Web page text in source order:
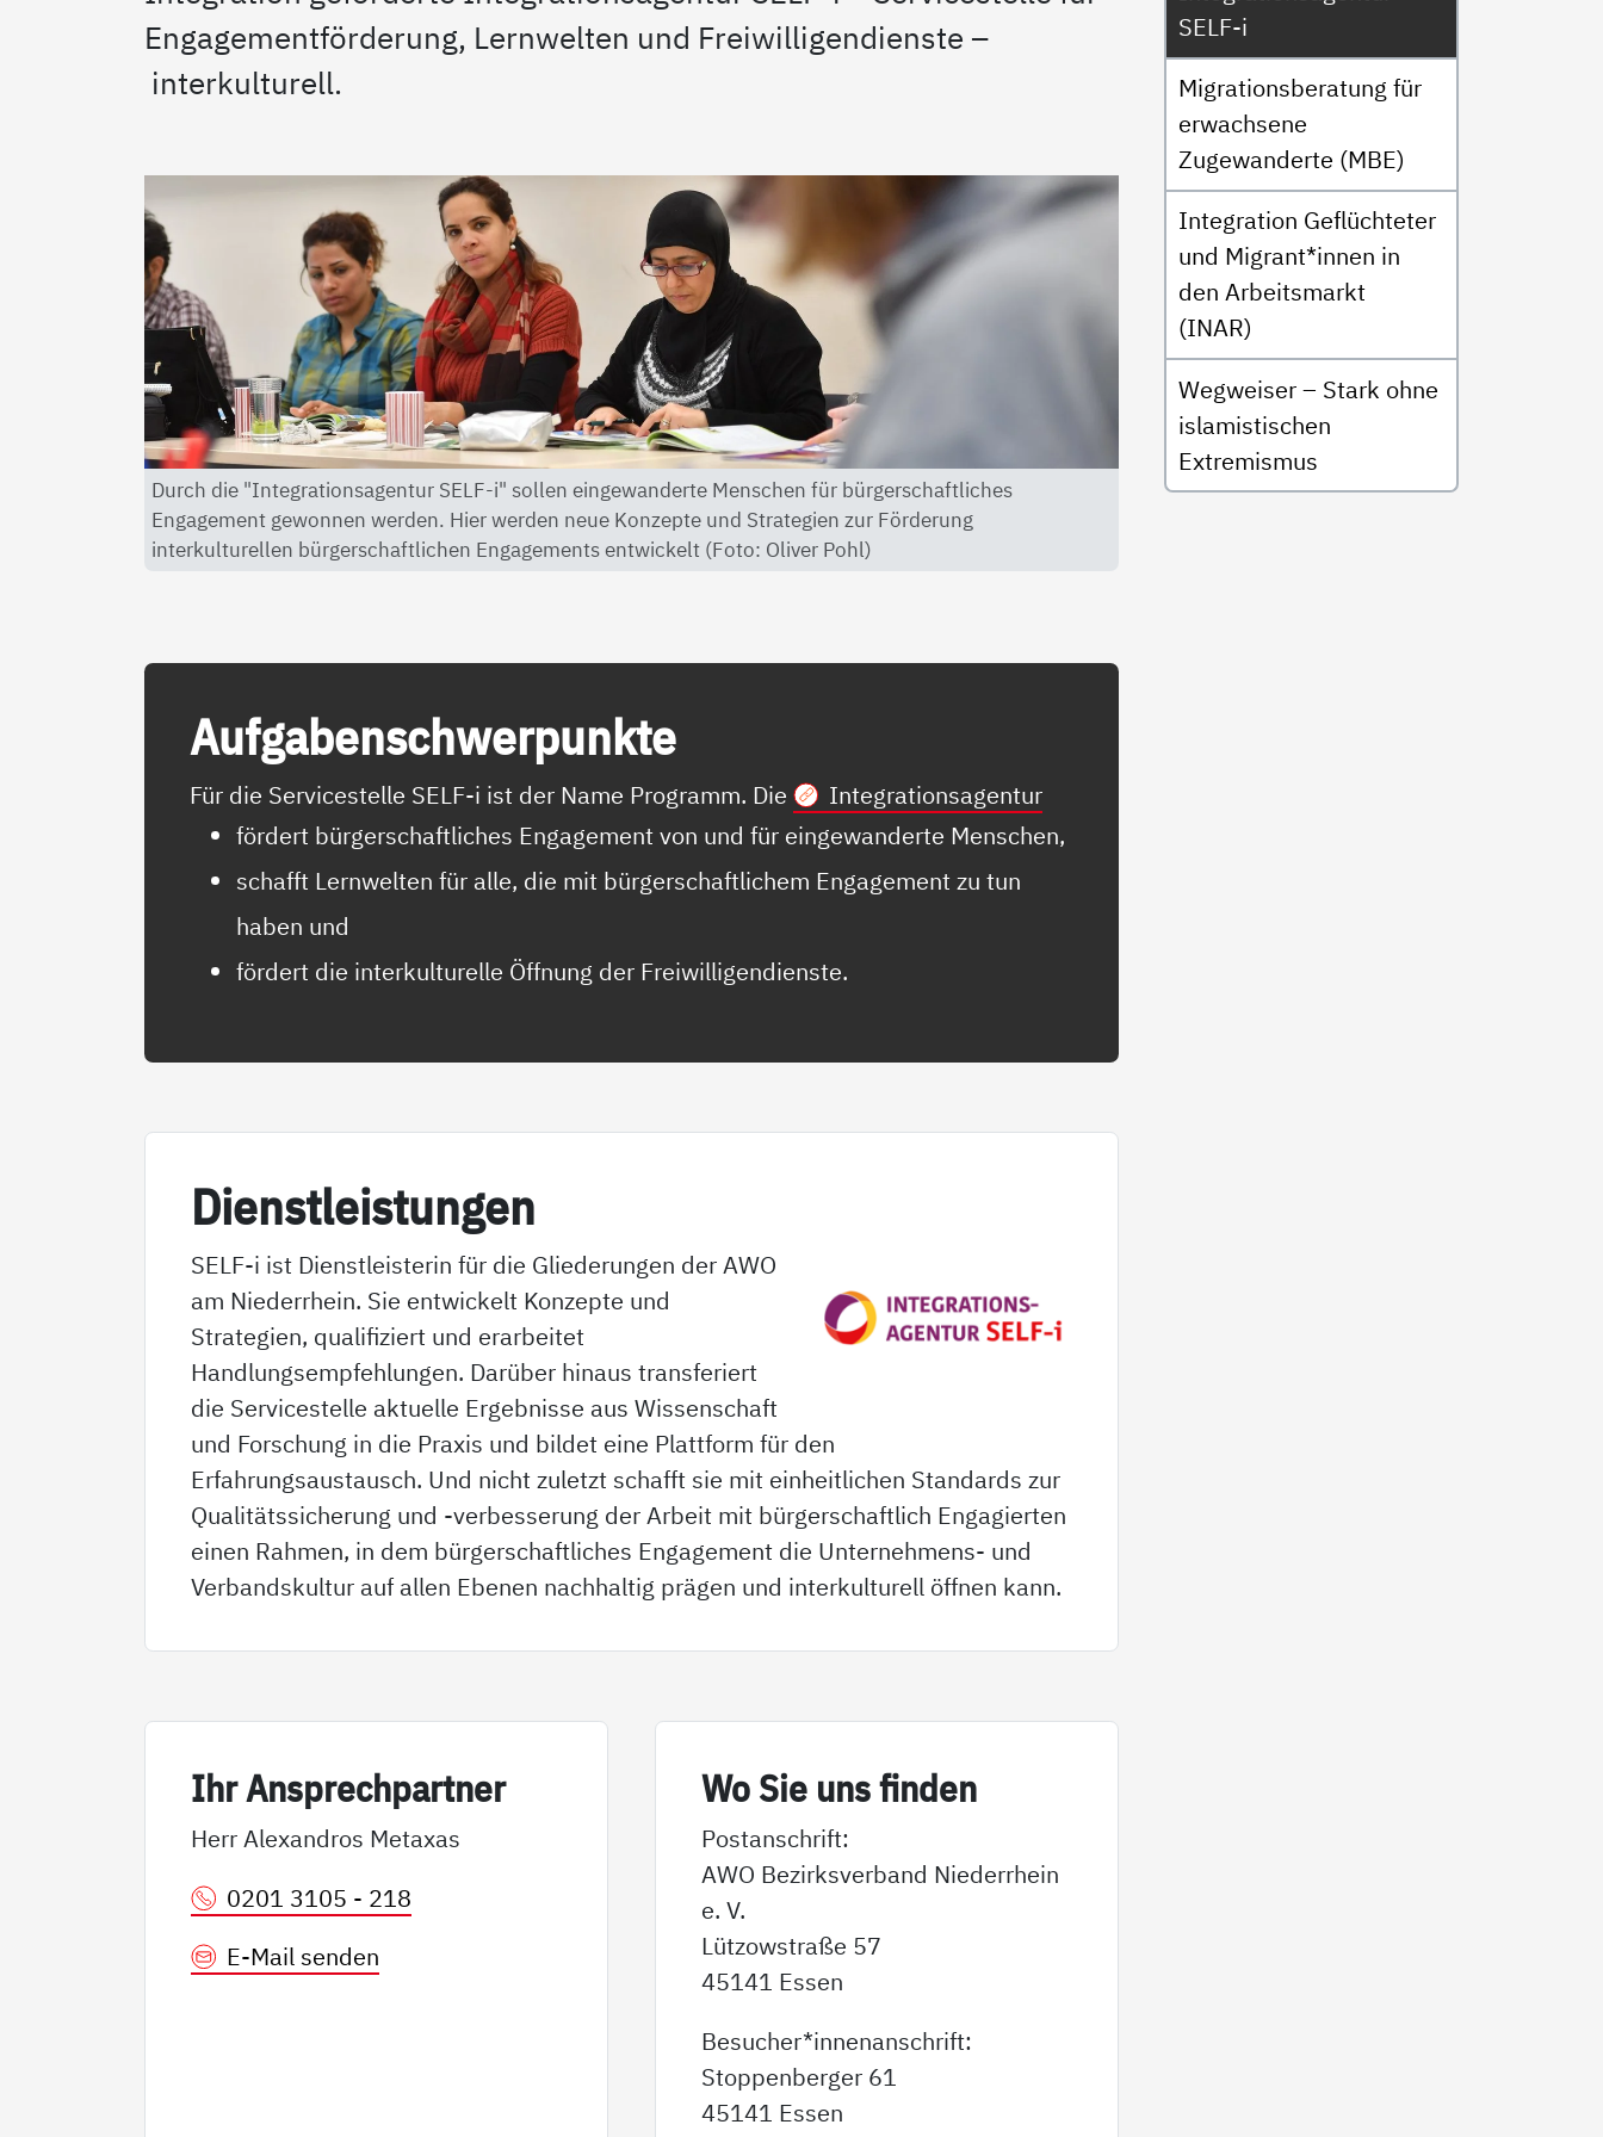
Engagementförderung, Lernwelten und Freiwilligendienste –
interkulturell.
Durch die "Integrationsagentur SELF-i" sollen eingewanderte Menschen für bürgerschaftliches
Engagement gewonnen werden. Hier werden neue Konzepte und Strategien zur Förderung
interkulturellen bürgerschaftlichen Engagements entwickelt (Foto: Oliver Pohl)
Auf­ga­ben­schwer­punk­te
Für die Servicestelle SELF-i ist der Name Programm. Die
Integrationsagentur
fördert bürgerschaftliches Engagement von und für eingewanderte Menschen,
schafft Lernwelten für alle, die mit bürgerschaftlichem Engagement zu tun
haben und
fördert die interkulturelle Öffnung der Freiwilligendienste.
Di­enst­leis­tun­gen
SELF-i ist Dienstleisterin für die Gliederungen der AWO
am Niederrhein. Sie entwickelt Konzepte und
Strategien, qualifiziert und erarbeitet
Handlungsempfehlungen. Darüber hinaus transferiert
die Servicestelle aktuelle Ergebnisse aus Wissenschaft
und Forschung in die Praxis und bildet eine Plattform für den
Erfahrungsaustausch. Und nicht zuletzt schafft sie mit einheitlichen Standards zur
Qualitätssicherung und -verbesserung der Arbeit mit bürgerschaftlich Engagierten
einen Rahmen, in dem bürgerschaftliches Engagement die Unternehmens- und
Verbandskultur auf allen Ebenen nachhaltig prägen und interkulturell öffnen kann.
Ihr An­sp­rech­part­ner
Herr Alexandros Metaxas
0201 3105 - 218
E-Mail senden
Wo Sie uns fin­den
Postanschrift:
AWO Bezirksverband Niederrhein
e. V.
Lützowstraße 57
45141 Essen
Besucher*innenanschrift:
Stoppenberger 61
45141 Essen
SELF-i
Migrationsberatung für
erwachsene
Zugewanderte (MBE)
Integration Geflüchteter
und Migrant*innen in
den Arbeitsmarkt
(INAR)
Wegweiser – Stark ohne
islamistischen
Extremismus